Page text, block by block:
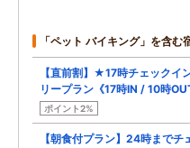
「ペット バイキング」を含む
【直前割】★17時チェックイ
リープラン《17時IN / 10時
ポイント2%
【朝食付プラン】24時までチ